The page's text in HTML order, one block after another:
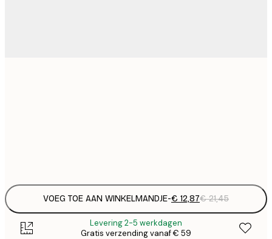
VOEG TOE AAN WINKELMANDJE-€ 12,87€ 21,45
Levering 2-5 werkdagen
Gratis verzending vanaf € 59